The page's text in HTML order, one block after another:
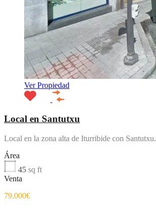
Ver Propiedad
Local en Santutxu
Local en la zona alta de Iturribide con Santutxu.
Área
45 sq ft
Venta
79.000€